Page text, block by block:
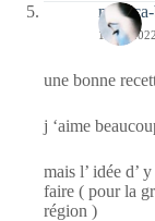
19/02/
une bonne
j ‘aime
mais l’ idée d’
faire ( pour la
région )